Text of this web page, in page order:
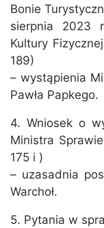
Bonie
sierpnia 2023
Kultury
189)
– wystąpienia
Pawła Papkego.
4. Wniosek o
Ministra
175 i )
– uzasadnia
Warchoł.
5. Pytania w